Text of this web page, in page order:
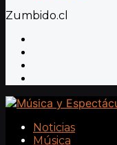
Zumbido.cl
Noticias
Música